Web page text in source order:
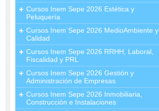
Cursos Inem Sepe 2026 Estética y
Peluquería
Cursos Inem Sepe 2026 MedioAmbiente y
Calidad
Cursos Inem Sepe 2026 RRHH, Laboral,
Fiscalidad y PRL
Cursos Inem Sepe 2026 Gestión y
Administración de Empresas
Cursos Inem Sepe 2026 Inmobiliaria,
Construcción e Instalaciones